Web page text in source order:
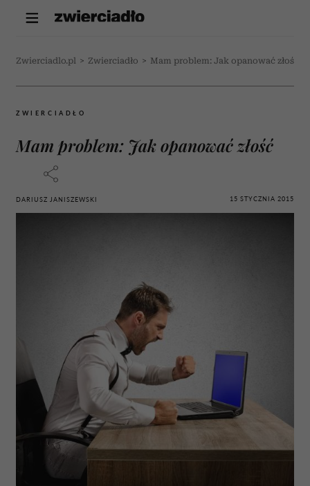
Zwierciadlo.pl > Zwierciadło > Mam problem: Jak opanować złość
ZWIERCIADŁO
Mam problem: Jak opanować złość
DARIUSZ JANISZEWSKI 15 STYCZNIA 2015